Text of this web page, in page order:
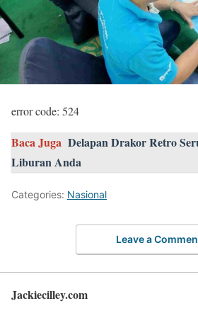
error code: 524
Baca Juga Delapan Drakor Retro
Liburan Anda
Categories: Nasional
Leave a
Jackiecilley.com